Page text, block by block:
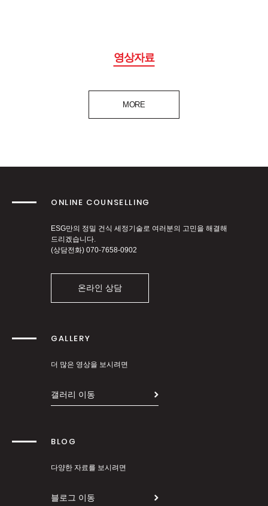
영상자료
MORE
ONLINE COUNSELLING
ESG만의 정밀 건식 세정기술로 여러분의 고민을 해결해
드리겠습니다.
(상담전화) 070-7658-0902
온라인 상담
GALLERY
더 많은 영상을 보시려면
갤러리 이동
BLOG
다양한 자료를 보시려면
블로그 이동